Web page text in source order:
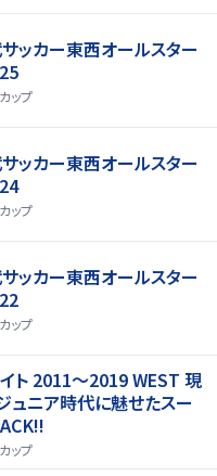
サッカー東西オールスター
ップ
サッカー東西オールスター
ップ
サッカー東西オールスター
ップ
ト 2011〜2019 WEST 現
ュニア時代に魅せたスー
ップ